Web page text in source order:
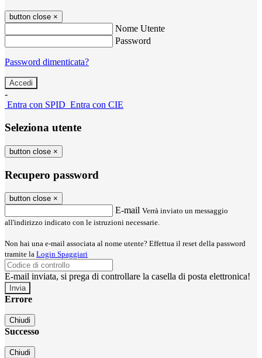
button close ×
Nome Utente
Password
Password dimenticata?
-
Entra con SPID Entra con CIE
Seleziona utente
button close ×
Recupero password
button close ×
E-mail Verrà inviato un messaggio
all'indirizzo indicato con le istruzioni necessarie.
Non hai una e-mail associata al nome utente? Effettua il reset della password
tramite la Login Spaggiari
E-mail inviata, si prega di controllare la casella di posta elettronica!
Errore
Chiudi
Successo
Chiudi